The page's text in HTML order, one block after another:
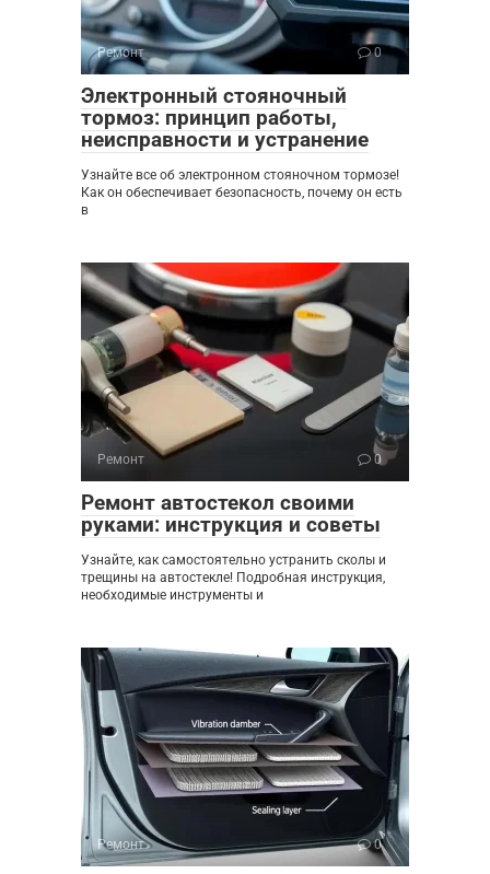
Ремонт 0
Электронный стояночный
тормоз: принцип работы,
неисправности и устранение
Узнайте все об электронном стояночном тормозе!
Как он обеспечивает безопасность, почему он есть
в
Ремонт 0
Ремонт автостекол своими
руками: инструкция и советы
Узнайте, как самостоятельно устранить сколы и
трещины на автостекле! Подробная инструкция,
необходимые инструменты и
Ремонт 0